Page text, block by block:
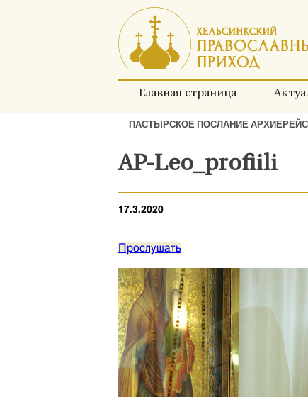
Перейти
к
содержимому
Главная страница
Хлебные
ПАСТЫРСКОЕ ПОСЛАНИЕ
AP-Leo_profiili
17.3.2020
Прослушать